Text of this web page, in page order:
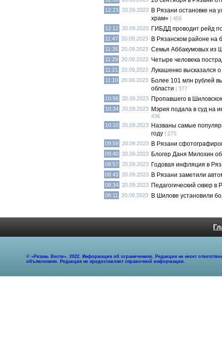
12:23 20.09.2023 В Рязани остановке на
храм» | 456
12:12 20.09.2023 ГИБДД проводит рейд
11:47 20.09.2023 В Рязанском районе на
11:35 20.09.2023 Семья Аббакумовых из
11:29 20.09.2023 Четыре человека
11:21 20.09.2023 Лукашенко высказался
11:10 20.09.2023
Более 101 млн рублей
области | 377
10:56 20.09.2023 Пропавшего в
10:34 20.09.2023 Мэрия подала в суд на
436
10:10 20.09.2023 Названы самые
году | 275
09:59 20.09.2023 В Рязани
09:40 20.09.2023 Блогер Даня Милохин
08:57 20.09.2023 Годовая инфляция в
08:43 20.09.2023 В Рязани заметили
08:34 20.09.2023 Педагогический сквер в
08:11 20.09.2023 В Шилове установили
© «Рязань Вести». 2022. Информация об ограничениях. Редакция не несет
объявлениях. Редакция не предоставляет справочной информации.